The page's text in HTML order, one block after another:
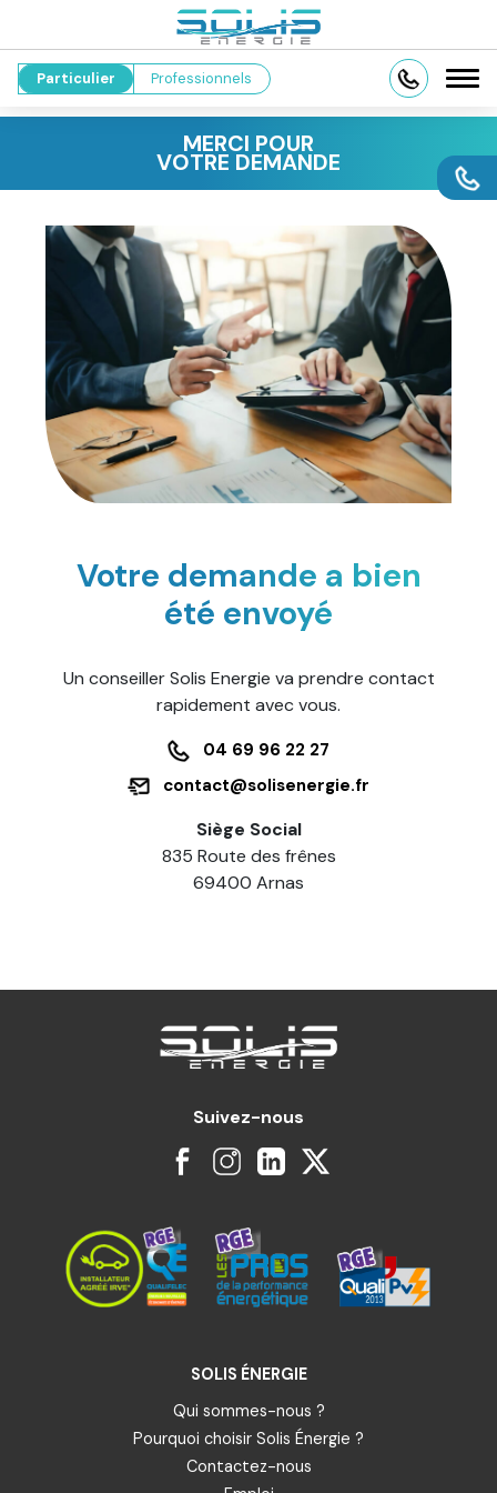
Particulier Professionnels
MERCI POUR
VOTRE DEMANDE
Votre demande a bien
été envoyé
Un conseiller Solis Energie va prendre contact
rapidement avec vous.
04 69 96 22 27
contact@solisenergie.fr
Siège Social
835 Route des frênes
69400 Arnas
Suivez-nous
SOLIS ÉNERGIE
Qui sommes-nous ?
Pourquoi choisir Solis Énergie ?
Contactez-nous